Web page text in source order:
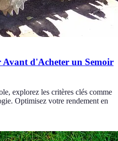
Avant d'Acheter un Semoir
explorez les critères clés comme
Optimisez votre rendement en